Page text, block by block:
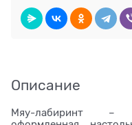
Описание
Мяу-лабиринт –